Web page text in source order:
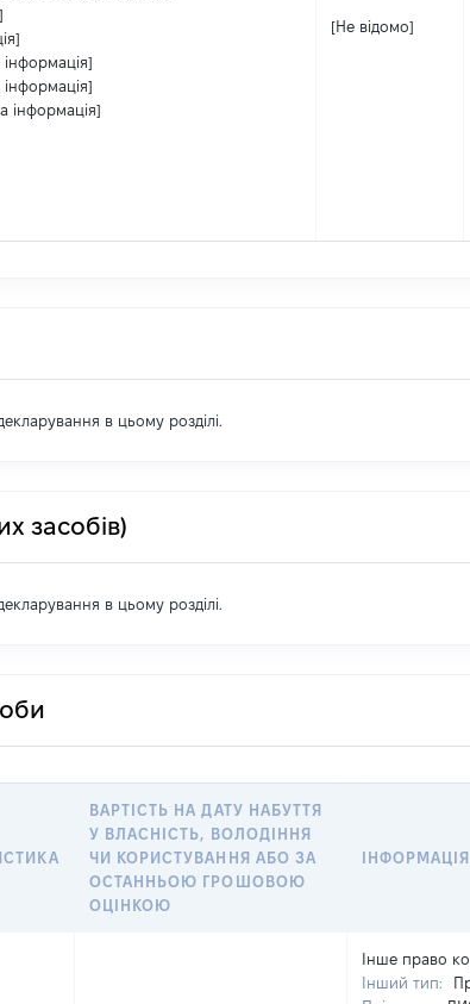
інформація]
інформація]
інформація]
[Не відомо]
в цьому розділі.
засобів)
в цьому розділі.
ВАРТІСТЬ НА ДАТУ НАБУТТЯ
У ВЛАСНІСТЬ, ВОЛОДІННЯ
ЧИ КОРИСТУВАННЯ АБО ЗА
ОСТАННЬОЮ ГРОШОВОЮ
ОЦІНКОЮ
Інше право
Інший тип: